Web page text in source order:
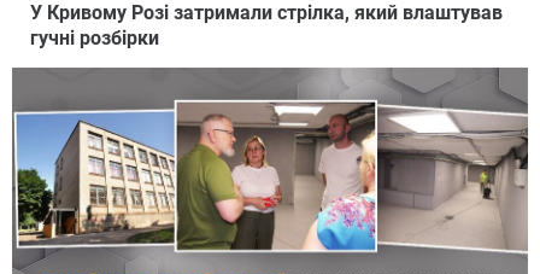
У Кривому Розі затримали стрілка, який влаштував
гучні розбірки